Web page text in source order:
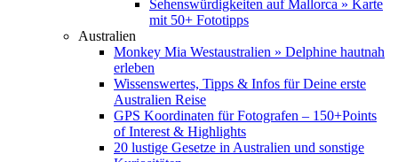
Sehenswürdigkeiten auf Mallorca » Karte
mit 50+ Fototipps
Australien
Monkey Mia Westaustralien » Delphine hautnah
erleben
Wissenswertes, Tipps & Infos für Deine erste
Australien Reise
GPS Koordinaten für Fotografen – 150+Points
of Interest & Highlights
20 lustige Gesetze in Australien und sonstige